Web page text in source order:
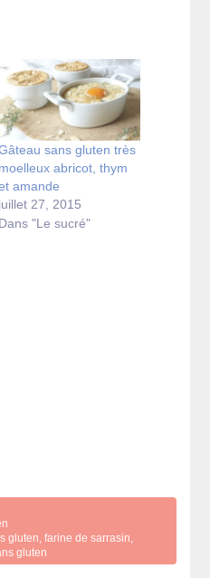
sans gluten très
moelleux abricot, thym
amande
juillet 27, 2015
Dans "Le sucré"
gluten ,farine de sarrasin
gluten